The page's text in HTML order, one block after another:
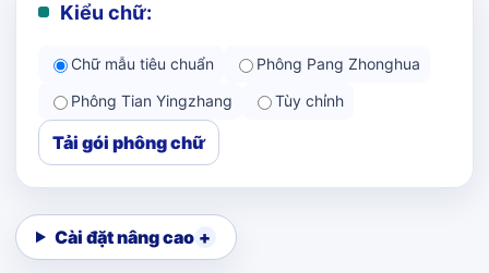
Kiểu chữ:
Chữ mẫu tiêu chuẩn
Phông Pang Zhonghua
Phông Tian Yingzhang
Tùy chỉnh
Tải gói phông chữ
Cài đặt nâng cao